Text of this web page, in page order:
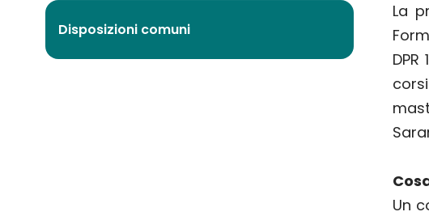
Disposizioni comuni
La
Un